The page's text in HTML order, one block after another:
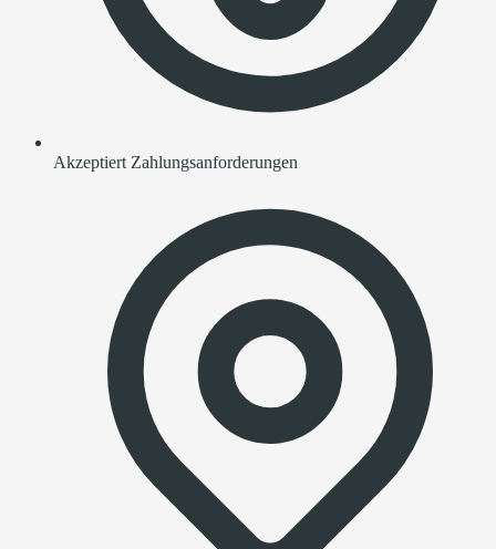
Akzeptiert Zahlungsanforderungen